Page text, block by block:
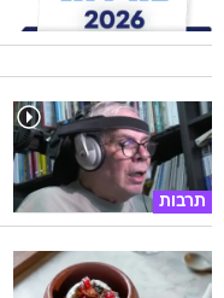
תרבות